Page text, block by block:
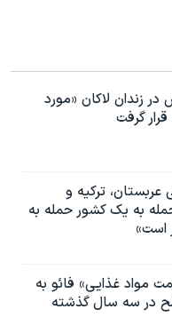
زندان لاکان «مورد
گرفت
عربستان، ترکیه و
به یک کشور حمله به
است»
مواد غذایی» فائو به
در سه سال گذشته